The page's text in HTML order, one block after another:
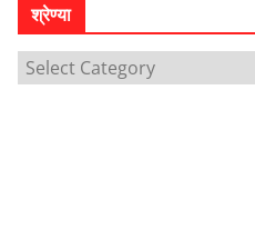
श्रेण्या
श्रे
ण्या